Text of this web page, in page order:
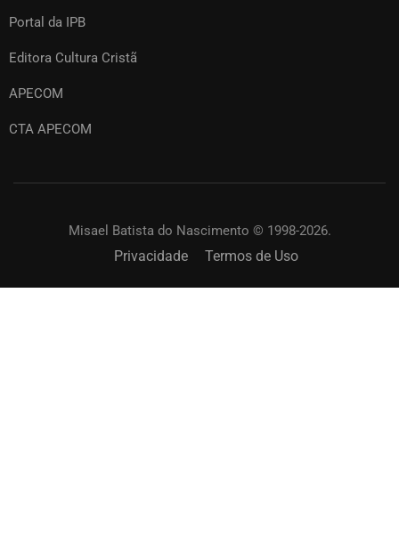
Portal da IPB
Editora Cultura Cristã
APECOM
CTA APECOM
Misael Batista do Nascimento © 1998-2026.
Privacidade Termos de Uso